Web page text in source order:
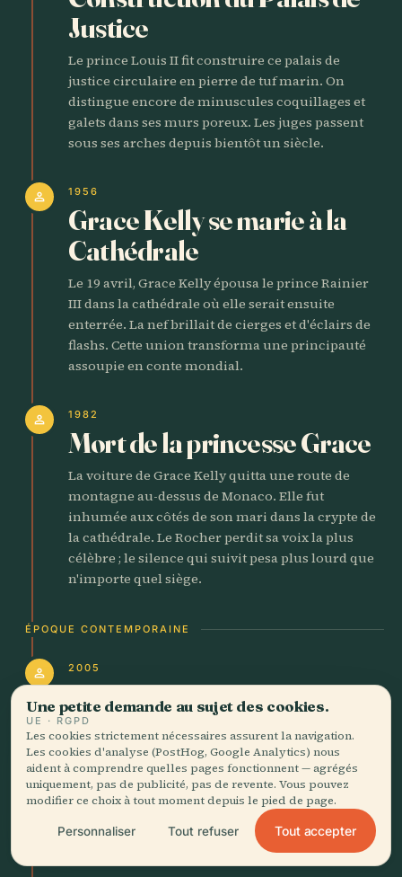
Justice
Le prince Louis II fit construire ce palais de
justice circulaire en pierre de tuf marin. On
distingue encore de minuscules coquillages et
galets dans ses murs poreux. Les juges passent
sous ses arches depuis bientôt un siècle.
person 1956
Grace Kelly se marie à la
Cathédrale
Le 19 avril, Grace Kelly épousa le prince Rainier
III dans la cathédrale où elle serait ensuite
enterrée. La nef brillait de cierges et d'éclairs de
flashs. Cette union transforma une principauté
assoupie en conte mondial.
person 1982
Mort de la princesse Grace
La voiture de Grace Kelly quitta une route de
montagne au-dessus de Monaco. Elle fut
inhumée aux côtés de son mari dans la crypte de
la cathédrale. Le Rocher perdit sa voix la plus
célèbre ; le silence qui suivit pesa plus lourd que
n'importe quel siège.
ÉPOQUE CONTEMPORAINE
person 2005
Albert II monte sur le trône
Né au Palais princier en 1958, Albert II succéda à
son père. Il prolongea les sept siècles de présence
familiale sur le Rocher tout en orientant la
principauté vers la diplomatie
environnementale. Les fresques du palais qu'il a
fait restaurer brillent encore de leurs pigments
Une petite demande au sujet des cookies.
UE · RGPD
Les cookies strictement nécessaires assurent la navigation.
Les cookies d'analyse (PostHog, Google Analytics) nous
aident à comprendre quelles pages fonctionnent — agrégés
uniquement, pas de publicité, pas de revente. Vous pouvez
modifier ce choix à tout moment depuis le pied de page.
Personnaliser Tout refuser Tout accepter